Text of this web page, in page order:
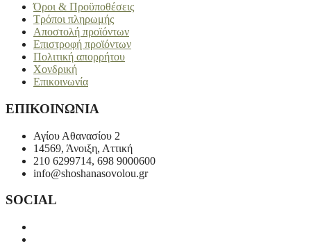
Όροι & Προϋποθέσεις
Τρόποι πληρωμής
Αποστολή προϊόντων
Επιστροφή προϊόντων
Πολιτική απορρήτου
Χονδρική
Επικοινωνία
ΕΠΙΚΟΙΝΩΝΙΑ
Αγίου Αθανασίου 2
14569, Άνοιξη, Αττική
210 6299714, 698 9000600
info@shoshanasovolou.gr
SOCIAL